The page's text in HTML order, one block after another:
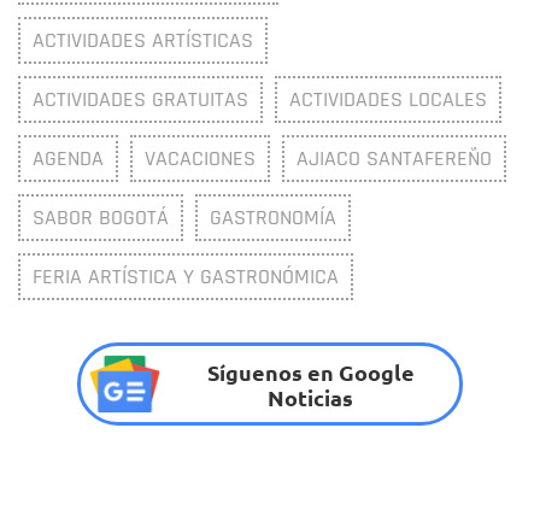
ACTIVIDADES ARTÍSTICAS
ACTIVIDADES GRATUITAS ACTIVIDADES LOCALES
AGENDA VACACIONES AJIACO SANTAFEREÑO
SABOR BOGOTÁ GASTRONOMÍA
FERIA ARTÍSTICA Y GASTRONÓMICA
Síguenos en Google
Noticias